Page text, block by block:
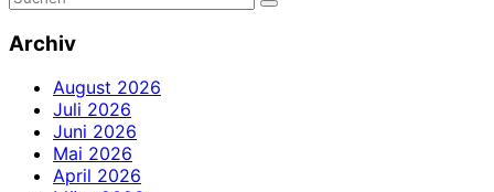
Archiv
August 2026
Juli 2026
Juni 2026
Mai 2026
April 2026